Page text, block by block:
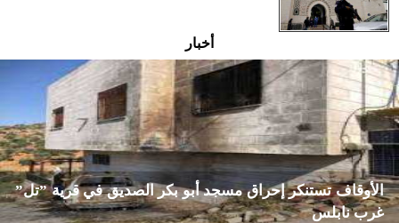
أخبار
الأوقاف تستنكر إحراق مسجد أبو بكر الصديق في قرية ”تل”
غرب نابلس